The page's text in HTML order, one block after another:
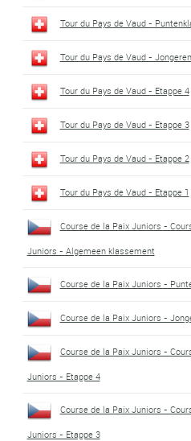
Tour du Pays de Vaud -
Tour du Pays de Vaud -
Tour du Pays de Vaud - Etappe 4
Tour du Pays de Vaud - Etappe 3
Tour du Pays de Vaud - Etappe 2
Tour du Pays de Vaud - Etappe 1
Course de la Paix Juniors -
Juniors - Algemeen klassement
Course de la Paix Juniors -
Course de la Paix Juniors -
Course de la Paix Juniors -
Juniors - Etappe 4
Course de la Paix Juniors -
Juniors - Etappe 3